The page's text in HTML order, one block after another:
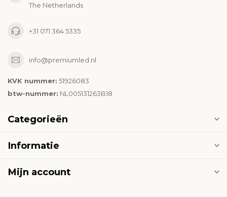
The Netherlands
+31 071 364 5335
info@premiumled.nl
KVK nummer: 51926083
btw-nummer: NL005131263B18
Categorieën
Informatie
Mijn account